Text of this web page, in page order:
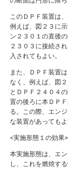
このＤＰＦ装置は
例えば、図２３に
ン２３０１の直後
２３０３に接続さ
入されてもよい。
また、ＤＰＦ装置
なく、例えば、図
とＤＰＦ２４０４
置の後ろに本ＤＰ
る。この際、エン
な装置があってもよ
<実施形態１の効果>
本実施形態は、エ
し、これを燃焼す